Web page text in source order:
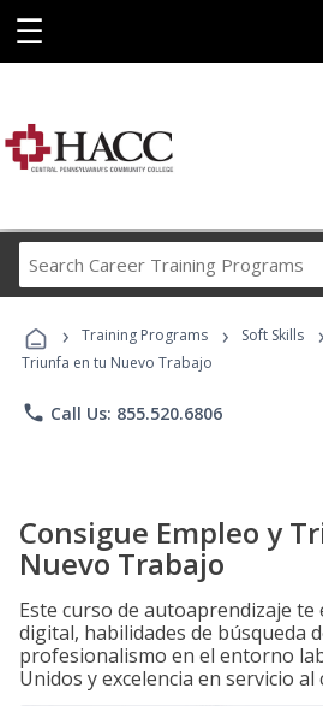
☰
Career
Programs
› Training Programs › Soft Skills ›
Triunfa en tu Nuevo Trabajo
phone Call Us: 855.520.6806
Consigue Empleo y
Nuevo Trabajo
Este curso de autoaprendizaje
digital, habilidades de búsqueda
profesionalismo en el entorno
Unidos y excelencia en servicio al